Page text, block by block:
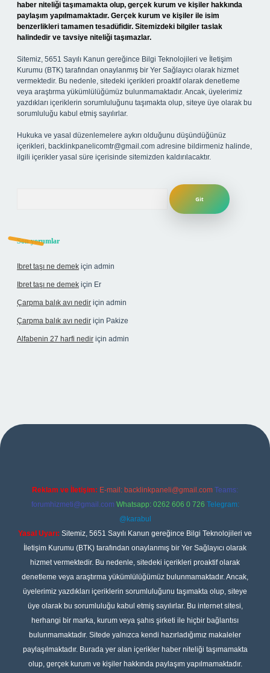
haber niteliği taşımamakta olup, gerçek kurum ve kişiler hakkında
paylaşım yapılmamaktadır. Gerçek kurum ve kişiler ile isim
benzerlikleri tamamen tesadüfidir. Sitemizdeki bilgiler taslak
halindedir ve tavsiye niteliği taşımazlar.
Sitemiz, 5651 Sayılı Kanun gereğince Bilgi Teknolojileri ve İletişim
Kurumu (BTK) tarafından onaylanmış bir Yer Sağlayıcı olarak hizmet
vermektedir. Bu nedenle, sitedeki içerikleri proaktif olarak denetleme
veya araştırma yükümlülüğümüz bulunmamaktadır. Ancak, üyelerimiz
yazdıkları içeriklerin sorumluluğunu taşımakta olup, siteye üye olarak bu
sorumluluğu kabul etmiş sayılırlar.
Hukuka ve yasal düzenlemelere aykırı olduğunu düşündüğünüz
içerikleri, backlinkpanelicomtr@gmail.com adresine bildirmeniz halinde,
ilgili içerikler yasal süre içerisinde sitemizden kaldırılacaktır.
Son yorumlar
Ibret taşı ne demek için admin
Ibret taşı ne demek için Er
Çarpma balık avı nedir için admin
Çarpma balık avı nedir için Pakize
Alfabenin 27 harfi nedir için admin
Reklam ve İletişim: E-mail: backlinkpaneli@gmail.com Teams:
forumhizmeti@gmail.com Whatsapp: 0262 606 0 726 Telegram:
@karabul
Yasal Uyarı: Sitemiz, 5651 Sayılı Kanun gereğince Bilgi Teknolojileri ve
İletişim Kurumu (BTK) tarafından onaylanmış bir Yer Sağlayıcı olarak
hizmet vermektedir. Bu nedenle, sitedeki içerikleri proaktif olarak
denetleme veya araştırma yükümlülüğümüz bulunmamaktadır. Ancak,
üyelerimiz yazdıkları içeriklerin sorumluluğunu taşımakta olup, siteye
üye olarak bu sorumluluğu kabul etmiş sayılırlar. Bu internet sitesi,
herhangi bir marka, kurum veya şahıs şirketi ile hiçbir bağlantısı
bulunmamaktadır. Sitede yalnızca kendi hazırladığımız makaleler
paylaşılmaktadır. Burada yer alan içerikler haber niteliği taşımamakta
olup, gerçek kurum ve kişiler hakkında paylaşım yapılmamaktadır.